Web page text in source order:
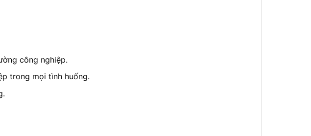
công nghiệp.
trong mọi tình huống.